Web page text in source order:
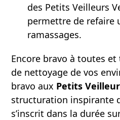
des Petits Veilleurs
permettre de refaire
ramassages.
Encore bravo à toutes
de nettoyage de vos
bravo aux Petits
structuration inspirante
s’inscrit dans la durée